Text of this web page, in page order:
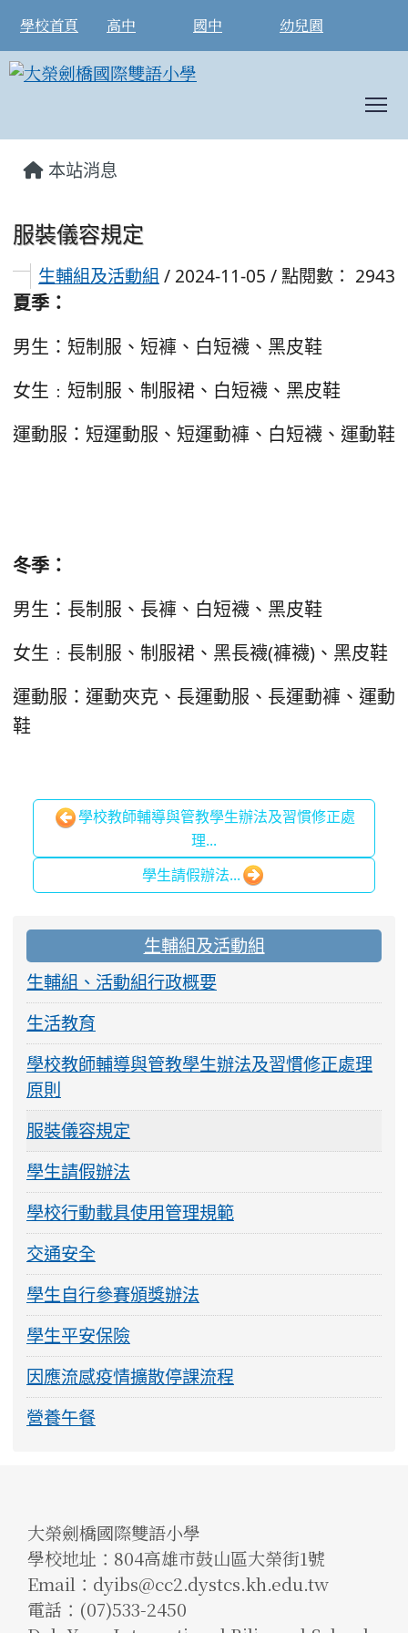
學校首頁 高中 國中 幼兒園
本站消息
服裝儀容規定
生輔組及活動組 / 2024-11-05 / 點閱數： 2943
夏季：
男生：短制服、短褲、白短襪、黑皮鞋
女生﹕短制服、制服裙、白短襪、黑皮鞋
運動服：短運動服、短運動褲、白短襪、運動鞋
冬季：
男生：長制服、長褲、白短襪、黑皮鞋
女生﹕長制服、制服裙、黑長襪(褲襪)、黑皮鞋
運動服：運動夾克、長運動服、長運動褲、運動
鞋
學校教師輔導與管教學生辦法及習慣修正處
理...
學生請假辦法...
生輔組及活動組
生輔組、活動組行政概要
生活教育
學校教師輔導與管教學生辦法及習慣修正處理
原則
服裝儀容規定
學生請假辦法
學校行動載具使用管理規範
交通安全
學生自行參賽頒獎辦法
學生平安保險
因應流感疫情擴散停課流程
營養午餐
大榮劍橋國際雙語小學
學校地址：804高雄市鼓山區大榮街1號
Email：dyibs@cc2.dystcs.kh.edu.tw
電話：(07)533-2450